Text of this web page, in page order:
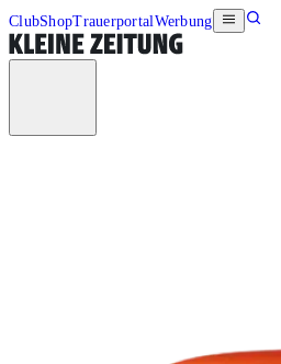
ClubShopTrauerportalWerbung